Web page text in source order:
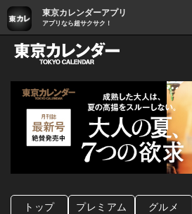
東京カレンダーアプリ
アプリなら超サクサク！
グルメ情報・
トップ プレミアム グルメ